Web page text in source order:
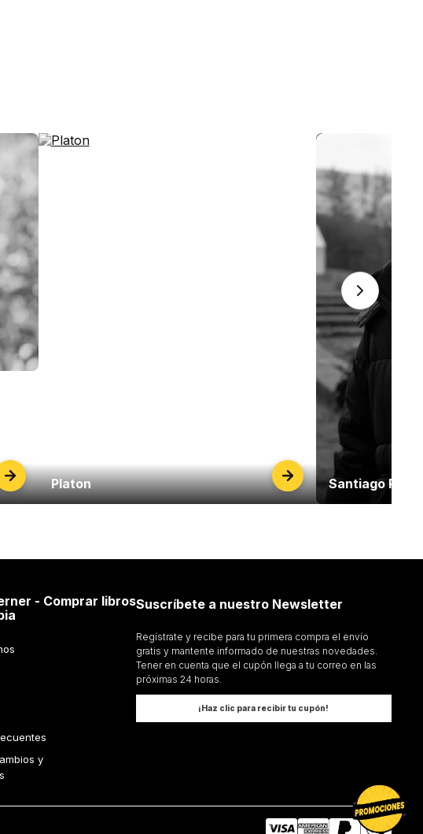
Platon Santiago
- Comprar libros
y
Suscríbete a nuestro Newsletter
Regístrate y recibe para tu primera compra el envío
gratis y mantente informado de nuestras novedades.
Tener en cuenta que el cupón llega a tu correo en las
próximas 24 horas.
¡Haz clic para recibir tu cupón!